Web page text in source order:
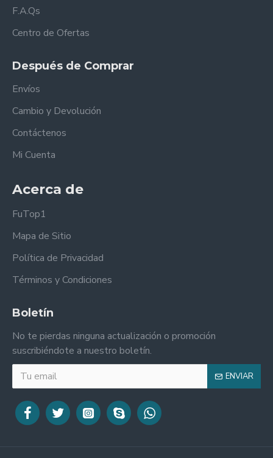
F.A.Qs
Centro de Ofertas
Después de Comprar
Envíos
Cambio y Devolución
Contáctenos
Mi Cuenta
Acerca de
FuTop1
Mapa de Sitio
Política de Privacidad
Términos y Condiciones
Boletín
No te pierdas ninguna actualización o promoción
suscribiéndote a nuestro boletín.
ENVIAR